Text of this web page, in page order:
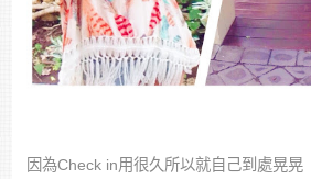
因為Check in用很久所以就自己到處晃晃